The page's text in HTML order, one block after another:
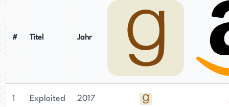
# Titel Jahr
1 Exploited 2017